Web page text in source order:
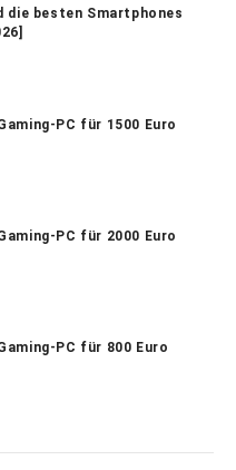
die besten Smartphones
PC für 1500 Euro
PC für 2000 Euro
PC für 800 Euro